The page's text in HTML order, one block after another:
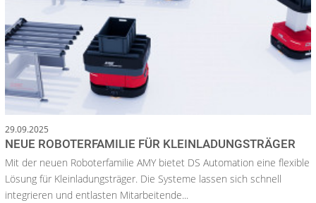
29.09.2025
NEUE ROBOTERFAMILIE FÜR KLEINLADUNGSTRÄGER
Mit der neuen Roboterfamilie AMY bietet DS Automation eine flexible
Lösung für Kleinladungsträger. Die Systeme lassen sich schnell
integrieren und entlasten Mitarbeitende...